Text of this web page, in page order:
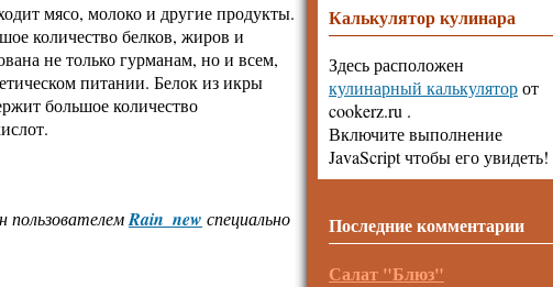
мясо, молоко и другие продукты.
количество белков, жиров и
не только гурманам, но и всем,
питании. Белок из икры
большое количество
пользователемRain_new специально
Калькулятор кулинара
Здесь расположен
кулинарный калькуляторот
cookerz.ru .
Включите выполнение
JavaScript чтобы его увидеть!
Последние комментарии
Салат "Блюз"